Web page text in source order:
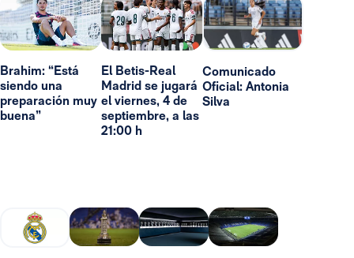
Brahim: “Está
siendo una
preparación muy
buena”
El Betis-Real
Madrid se jugará
el viernes, 4 de
septiembre, a las
21:00 h
Comunicado
Oficial: Antonia
Silva